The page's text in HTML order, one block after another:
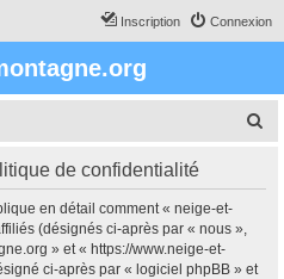
Connexion
Inscription
de confidentialité
en détail comment « neige-et-
(désignés ci-après par « nous »,
» et « https://www.neige-et-
ci-après par « logiciel phpBB » et